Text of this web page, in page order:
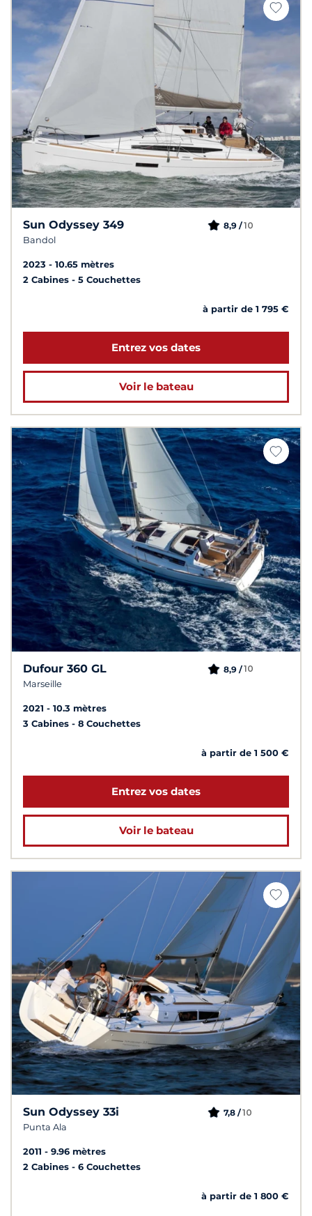
Sun Odyssey 349
Bandol
8,9 /10
2023
10.65 mètres
2 Cabines
5 Couchettes
à partir de 1 795 €
Entrez vos dates
Voir le bateau
Dufour 360 GL
Marseille
8,9 /10
2021
10.3 mètres
3 Cabines
8 Couchettes
à partir de 1 500 €
Entrez vos dates
Voir le bateau
Sun Odyssey 33i
Punta Ala
7,8 /10
2011
9.96 mètres
2 Cabines
6 Couchettes
à partir de 1 800 €